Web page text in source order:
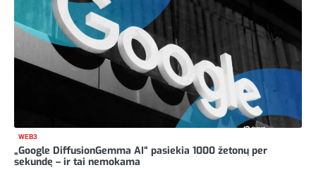
WEB3
„Google DiffusionGemma AI“ pasiekia 1000 žetonų per
sekundę – ir tai nemokama